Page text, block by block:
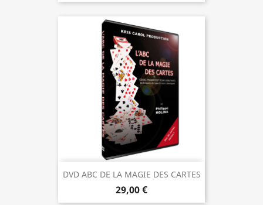
DVD ABC DE LA MAGIE DES CARTES
29,00 €